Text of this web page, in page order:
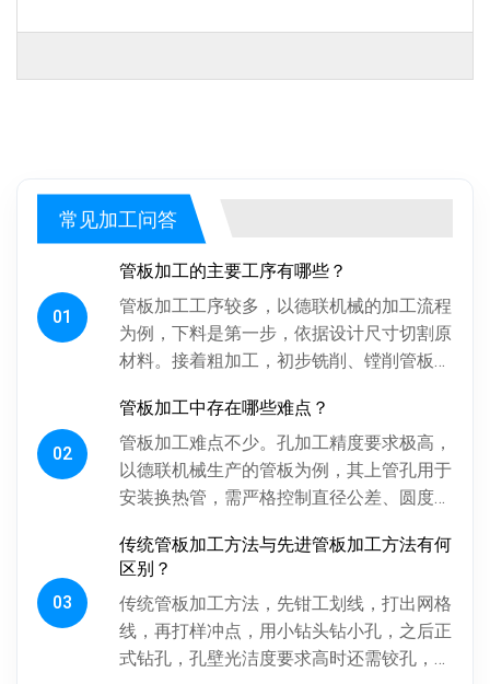
常见加工问答
01
管板加工的主要工序有哪些？
管板加工工序较多，以德联机械的加工流程
为例，下料是第一步，依据设计尺寸切割原
材料。接着粗加工，初步铣削、镗削管板各
关键，通过射线、超声波探伤检...
02
管板加工中存在哪些难点？
管板加工难点不少。孔加工精度要求极高，
以德联机械生产的管板为例，其上管孔用于
安装换热管，需严格控制直径公差、圆度、
影响换热管安装与设备性能。板...
03
传统管板加工方法与先进管板加工方法有何
区别？
传统管板加工方法，先钳工划线，打出网格
线，再打样冲点，用小钻头钻小孔，之后正
式钻孔，孔壁光洁度要求高时还需铰孔，最